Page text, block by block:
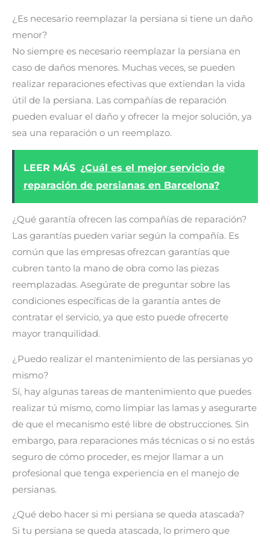
¿Es necesario reemplazar la persiana si tiene un daño
menor?
No siempre es necesario reemplazar la persiana en
caso de daños menores. Muchas veces, se pueden
realizar reparaciones efectivas que extiendan la vida
útil de la persiana. Las compañías de reparación
pueden evaluar el daño y ofrecer la mejor solución, ya
sea una reparación o un reemplazo.
LEER MÁS ¿Cuál es el mejor servicio de
reparación de persianas en Barcelona?
¿Qué garantía ofrecen las compañías de reparación?
Las garantías pueden variar según la compañía. Es
común que las empresas ofrezcan garantías que
cubren tanto la mano de obra como las piezas
reemplazadas. Asegúrate de preguntar sobre las
condiciones específicas de la garantía antes de
contratar el servicio, ya que esto puede ofrecerte
mayor tranquilidad.
¿Puedo realizar el mantenimiento de las persianas yo
mismo?
Sí, hay algunas tareas de mantenimiento que puedes
realizar tú mismo, como limpiar las lamas y asegurarte
de que el mecanismo esté libre de obstrucciones. Sin
embargo, para reparaciones más técnicas o si no estás
seguro de cómo proceder, es mejor llamar a un
profesional que tenga experiencia en el manejo de
persianas.
¿Qué debo hacer si mi persiana se queda atascada?
Si tu persiana se queda atascada, lo primero que